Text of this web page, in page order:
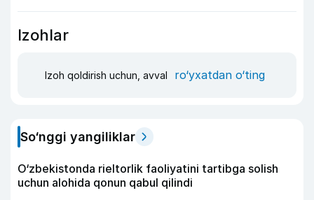
Izohlar
Izoh qoldirish uchun, avval ro‘yxatdan o‘ting
So‘nggi yangiliklar
O‘zbekistonda rieltorlik faoliyatini tartibga solish
uchun alohida qonun qabul qilindi